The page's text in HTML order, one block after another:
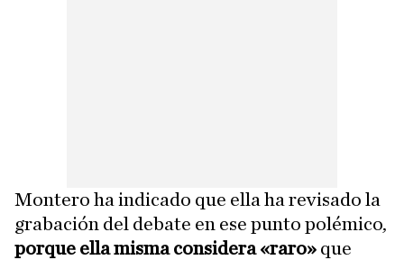
Montero ha indicado que ella ha revisado la
grabación del debate en ese punto polémico,
porque ella misma considera «raro» que